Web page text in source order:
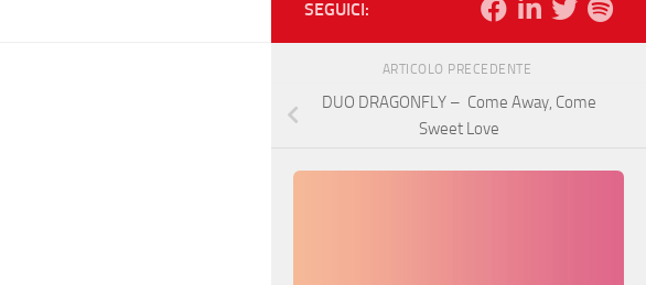
SEGUICI:
ARTICOLO PRECEDENTE
DUO DRAGONFLY – Come Away, Come
Sweet Love